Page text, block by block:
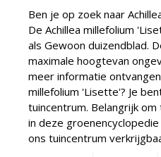
Ben je op zoek naar
De Achillea millefolium
als Gewoon duizendblad.
maximale hoogtevan
meer informatie
millefolium 'Lisette'? Je
tuincentrum. Belangrijk
in deze
ons tuincentrum